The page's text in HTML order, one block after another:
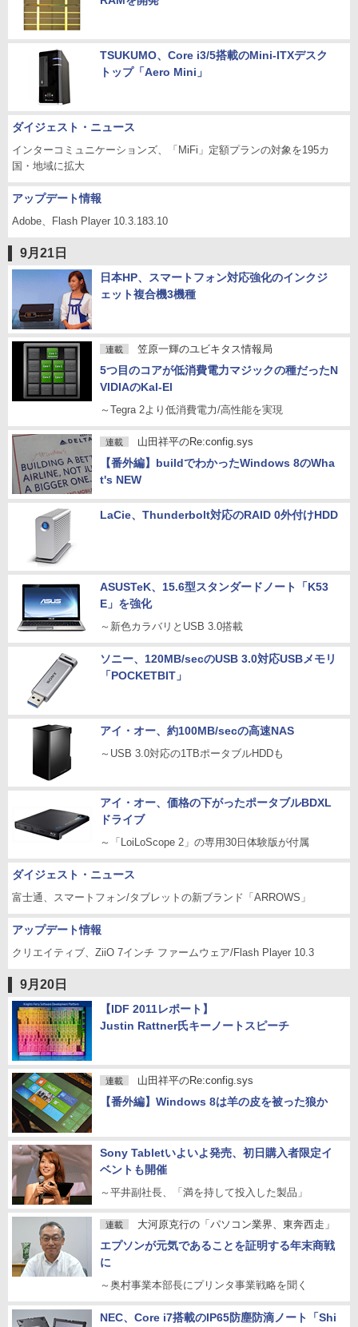
TSUKUMO、Core i3/5搭載のMini-ITXデスク
トップ「Aero Mini」
ダイジェスト・ニュース
インターコミュニケーションズ、「MiFi」定額プランの対象を195カ
国・地域に拡大
アップデート情報
Adobe、Flash Player 10.3.183.10
9月21日
日本HP、スマートフォン対応強化のインクジ
ェット複合機3機種
連載 笠原一輝のユビキタス情報局
5つ目のコアが低消費電力マジックの種だったN
VIDIAのKal-El
～Tegra 2より低消費電力/高性能を実現
連載 山田祥平のRe:config.sys
【番外編】buildでわかったWindows 8のWha
t's NEW
LaCie、Thunderbolt対応のRAID 0外付けHDD
ASUSTeK、15.6型スタンダードノート「K53
E」を強化
～新色カラバリとUSB 3.0搭載
ソニー、120MB/secのUSB 3.0対応USBメモリ
「POCKETBIT」
アイ・オー、約100MB/secの高速NAS
～USB 3.0対応の1TBポータブルHDDも
アイ・オー、価格の下がったポータブルBDXL
ドライブ
～「LoiLoScope 2」の専用30日体験版が付属
ダイジェスト・ニュース
富士通、スマートフォン/タブレットの新ブランド「ARROWS」
アップデート情報
クリエイティブ、ZiiO 7インチ ファームウェア/Flash Player 10.3
9月20日
【IDF 2011レポート】
Justin Rattner氏キーノートスピーチ
連載 山田祥平のRe:config.sys
【番外編】Windows 8は羊の皮を被った狼か
Sony Tabletいよいよ発売、初日購入者限定イ
ベントも開催
～平井副社長、「満を持して投入した製品」
連載 大河原克行の「パソコン業界、東奔西走」
エプソンが元気であることを証明する年末商戦
に
～奥村事業本部長にプリンタ事業戦略を聞く
NEC、Core i7搭載のIP65防塵防滴ノート「Shi